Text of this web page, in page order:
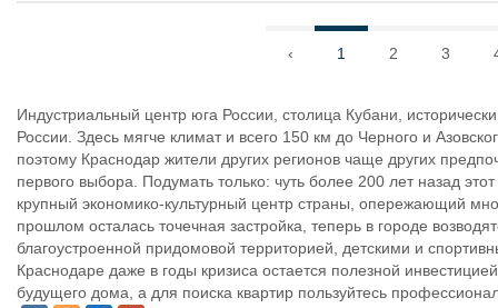
‹ 1 2 3
Индустриальный центр юга России, столица Кубани,
России. Здесь мягче климат и всего 150 км до Черного и
поэтому Краснодар жители других регионов чаще других
первого выбора. Подумать только: чуть более 200 лет назад
крупный экономико-культурный центр страны, опережающий
прошлом осталась точечная застройка, теперь в городе
благоустроенной придомовой территорией, детскими и
Краснодаре даже в годы кризиса остается полезной
будущего дома, а для поиска квартир пользуйтесь